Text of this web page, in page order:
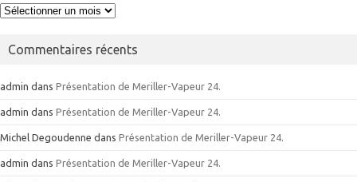
Archives
Commentaires récents
admin dans Présentation de Meriller-Vapeur 24.
admin dans Présentation de Meriller-Vapeur 24.
Michel Degoudenne dans Présentation de Meriller-Vapeur 24.
admin dans Présentation de Meriller-Vapeur 24.